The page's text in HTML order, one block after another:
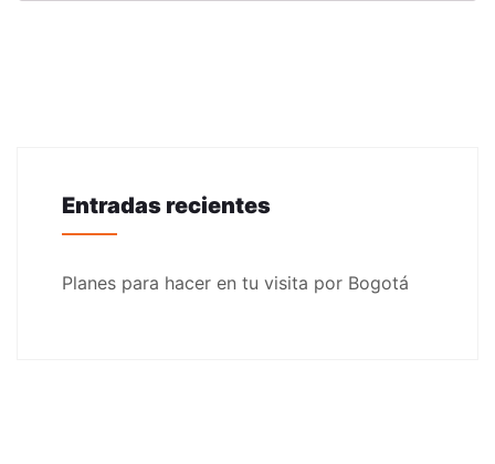
Entradas recientes
Planes para hacer en tu visita por Bogotá